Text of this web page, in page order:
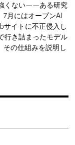
くない——ある研究
月にはオープンAI
サイトに不正侵入し
行き詰まったモデル
その仕組みを説明し